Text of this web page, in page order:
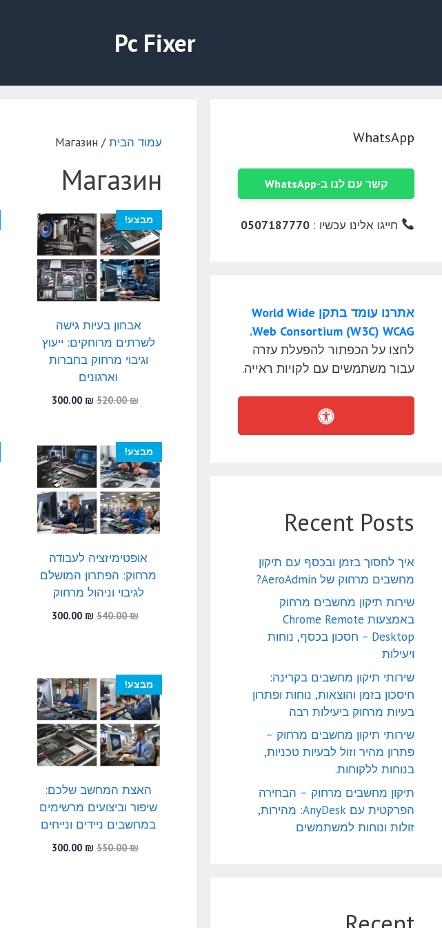
Pc Fixer
עמוד הבית/ Магазин
Магазин
מבצע!
אבחון בעיות גישה
לשרתים מרוחקים: ייעוץ
וגיבוי מרחוק בחברות
וארגונים
520.00₪
המחיר
520.00 ₪.
300.00 ₪
300.00 ₪.
מבצע!
אופטימיזציה לעבודה
מרחוק: הפתרון המושלם
לגיבוי וניהול מרחוק
540.00₪
המחיר
300.00 ₪
מבצע!
האצת המחשב שלכם:
שיפור וביצועים מרשימים
במחשבים ניידים ונייחים
550.00₪
המחיר
300.00 ₪
WhatsApp
קשר עם לנו ב-WhatsApp
חייגו אלינו עכשיו :0507187770
אתרנו עומד בתקן World Wide
Web Consortium (W3C) WCAG.
לחצו על הכפתור להפעלת עזרה
עבור משתמשים עם לקויות ראייה.
Recent Posts
איך לחסוך בזמן ובכסף עם תיקון
מחשבים מרחוק של AeroAdmin?
שירות תיקון מחשבים מרחוק
באמצעות Chrome Remote
Desktop – חסכון בכסף, נוחות
ויעילות
שירותי תיקון מחשבים בקרינה:
חיסכון בזמן והוצאות, נוחות ופתרון
בעיות מרחוק ביעילות רבה
שירותי תיקון מחשבים מרחוק –
פתרון מהיר וזול לבעיות טכניות,
בנוחות ללקוחות.
תיקון מחשבים מרחוק – הבחירה
הפרקטית עם AnyDesk: מהירות,
זולות ונוחות למשתמשים